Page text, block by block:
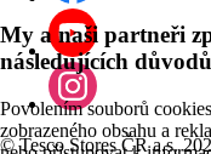
My a naši partneři
následujících důvodů
Povolením souborů
zobrazeného obsahu a
©Tesco Stores ČR a.s.